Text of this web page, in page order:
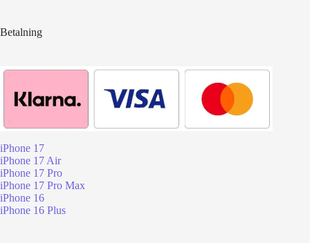
Betalning
iPhone 17
iPhone 17 Air
iPhone 17 Pro
iPhone 17 Pro Max
iPhone 16
iPhone 16 Plus